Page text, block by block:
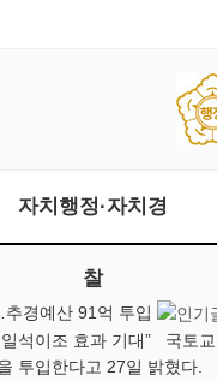
자치행정·자치경
찰
경예산 91억 투입
석이조 효과 기대” 국토
투입한다고 27일 밝혔